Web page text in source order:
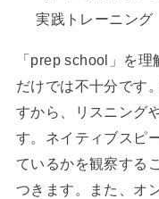
実践トレーニング
「prep school」を
だけでは不十分です
すから、リスニング
す。ネイティブスピ
ているかを観察する
つきます。また、オ